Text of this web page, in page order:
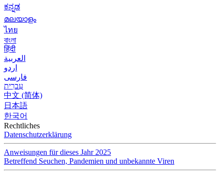
ಕನ್ನಡ
മലയാളം
ไทย
বাংলা
हिंदी
العربية
اردو
فارسی
עִברִית
中文 (简体)
日本語
한국어
Rechtliches
Datenschutzerklärung
Anweisungen für dieses Jahr 2025
Betreffend Seuchen, Pandemien und unbekannte Viren